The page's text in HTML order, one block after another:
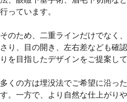
行っています。
そのため、二重ラインだけでなく
さり、目の開き、左右差なども確
りを目指したデザインをご提案して
多くの方は埋没法でご希望に沿っ
す。一方で、より自然な仕上がり